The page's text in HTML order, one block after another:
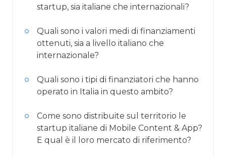
startup, sia italiane che internazionali?
Quali sono i valori medi di finanziamenti
ottenuti, sia a livello italiano che
internazionale?
Quali sono i tipi di finanziatori che hanno
operato in Italia in questo ambito?
Come sono distribuite sul territorio le
startup italiane di Mobile Content & App?
E qual è il loro mercato di riferimento?